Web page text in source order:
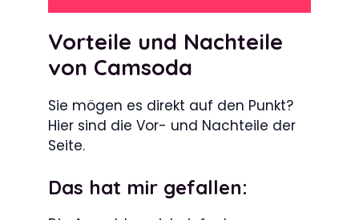
Vorteile und Nachteile
von Camsoda
Sie mögen es direkt auf den Punkt?
Hier sind die Vor- und Nachteile der
Seite.
Das hat mir gefallen: